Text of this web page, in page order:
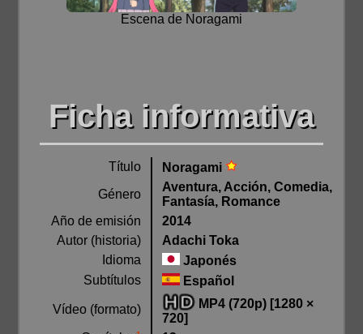
Escena de Noragami
Ficha informativa
Título
Noragami
Género
Aventura, Acción, Comedia,
Fantasía, Romance
Año de emisión
2014
Autor (historia)
Adachi Toka
Idioma
Japonés
Subtítulos
Español
Vídeo (formato)
MP4 (720p) [1280 ×
720]